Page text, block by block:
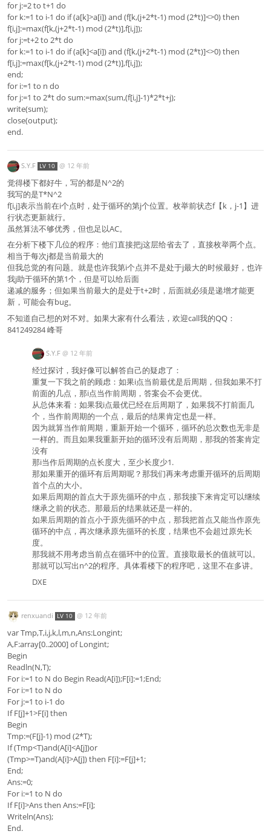
for j:=2 to t+1 do
for k:=1 to i-1 do if (a[k]>a[i]) and (f[k,(j+2*t-1) mod (2*t)]<>0) then
f[i,j]:=max(f[k,(j+2*t-1) mod (2*t)],f[i,j]);
for j:=t+2 to 2*t do
for k:=1 to i-1 do if (a[k]<a[i]) and (f[k,(j+2*t-1) mod (2*t)]<>0) then
f[i,j]:=max(f[k,(j+2*t-1) mod (2*t)],f[i,j]);
end;
for i:=1 to n do
for j:=1 to 2*t do sum:=max(sum,(f[i,j]-1)*2*t+j);
write(sum);
close(output);
end.
S.Y.F LV 10 @ 12 年前
觉得楼下都好牛，写的都是N^2的
我写的是T*N^2
f[i,j]表示当前在i个点时，处于循环的第j个位置。枚举前状态f【k，j-1】进
行状态更新就行。
虽然算法不够优秀，但也足以AC。
在分析下楼下几位的程序：他们直接把j这层给省去了，直接枚举两个点。
相当于每次j都是当前最大的
但我总觉的有问题。就是也许我第i个点并不是处于j最大的时候最好，也许
我j助于循环的第1个，但是可以给后面
递减的服务；但如果当前最大的是处于t+2时，后面就必须是递增才能更
新，可能会有bug。
不知道自己想的对不对。如果大家有什么看法，欢迎call我的QQ：
841249284 峰哥
S.Y.F @ 12 年前
经过探讨，我好像可以解答自己的疑虑了：
重复一下我之前的顾虑：如果i点当前最优是后周期，但我如果不打
前面的几点，那i点当作前周期，答案会不会更优。
从总体来看：如果我i点最优已经在后周期了，如果我不打前面几
个，当作前周期的一个点，最后的结果肯定也是一样。
因为就算当作前周期，重新开始一个循环，循环的总次数也无非是
一样的。而且如果我重新开始的循环没有后周期，那我的答案肯定
没有
那i当作后周期的点长度大，至少长度少1.
那如果重开的循环有后周期呢？那我们再来考虑重开循环的后周期
首个点的大小。
如果后周期的首点大于原先循环的中点，那我接下来肯定可以继续
继承之前的状态。那最后的结果就还是一样的。
如果后周期的首点小于原先循环的中点，那我把首点又能当作原先
循环的中点，再次继承原先循环的长度，结果也不会超过原先长
度。
那我就不用考虑当前点在循环中的位置。直接取最长的值就可以。
那就可以写出n^2的程序。具体看楼下的程序吧，这里不在多讲。
DXE
renxuandi LV 10 @ 12 年前
var Tmp,T,i,j,k,l,m,n,Ans:Longint;
A,F:array[0..2000] of Longint;
Begin
Readln(N,T);
For i:=1 to N do Begin Read(A[i]);F[i]:=1;End;
For i:=1 to N do
For j:=1 to i-1 do
If F[j]+1>F[i] then
Begin
Tmp:=(F[j]-1) mod (2*T);
If (Tmp<T)and(A[i]<A[j])or
(Tmp>=T)and(A[i]>A[j]) then F[i]:=F[j]+1;
End;
Ans:=0;
For i:=1 to N do
If F[i]>Ans then Ans:=F[i];
Writeln(Ans);
End.